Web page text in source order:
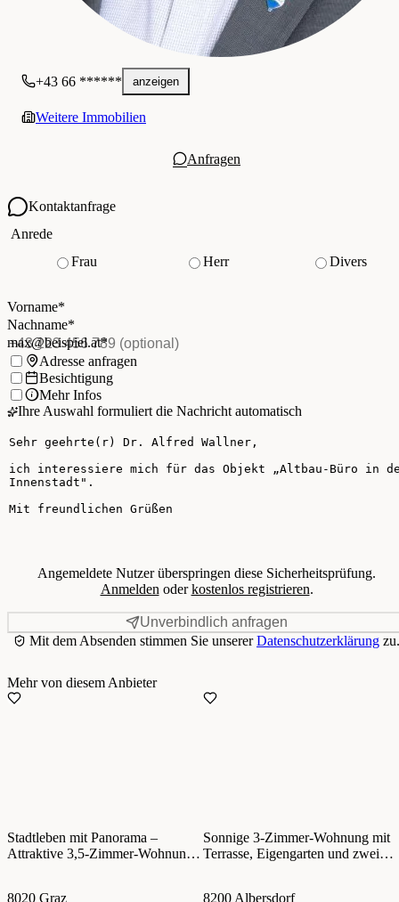
+43 66 ****** anzeigen
Weitere Immobilien
Anfragen
Kontaktanfrage
Ihre Kontaktdaten
Anrede
Frau
Herr
Divers
Vorname*
Nachname
Nachname*
E-Mail*(Pflichtfeld)
max@beispiel.at*
Telefon(optional)
Ich möchte:Adresse anfragen
Besichtigung
Mehr Infos
Ihre Auswahl formuliert die Nachricht automatisch
Ihre Nachricht
Angemeldete Nutzer überspringen diese Sicherheitsprüfung.
Anmelden oderkostenlos registrieren.
Unverbindlich anfragen
Mit dem Absenden stimmen Sie unsererDatenschutzerklärung zu.
Mehr von diesem Anbieter
Stadtleben mit Panorama –
Attraktive 3,5-Zimmer-Wohnung
8020 Graz
Sonnige 3-Zimmer-Wohnung mit
Terrasse, Eigengarten und zwei
8200 Albersdorf